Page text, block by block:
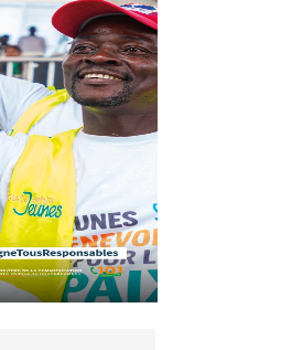
dans un
à la mairie...
09:48
de la
Touré
fonction
10:43
de
Boigny,